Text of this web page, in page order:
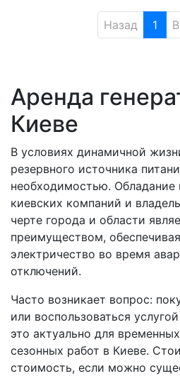
Назад 1
Аренда
Киеве
В условиях динамичной
резервного источника
необходимостью. Обладание
киевских компаний и
черте города и области
преимуществом,
электричество во время
отключений.
Часто возникает вопрос:
или воспользоваться
это актуально для
сезонных работ в Киеве.
стоимость, если можно